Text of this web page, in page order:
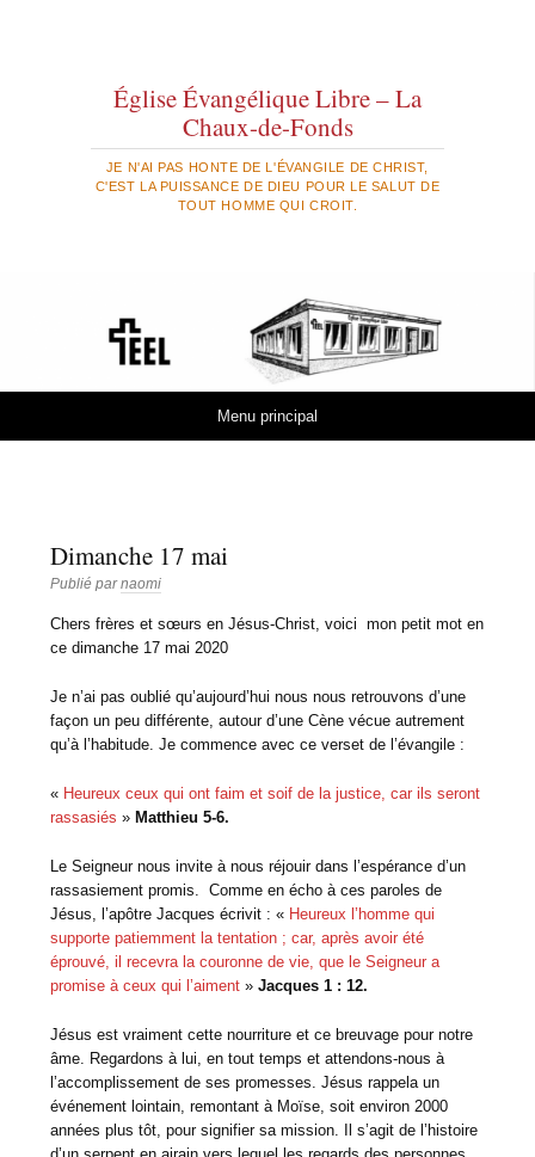
Église Évangélique Libre – La
Chaux-de-Fonds
JE N'AI PAS HONTE DE L'ÉVANGILE DE CHRIST,
C'EST LA PUISSANCE DE DIEU POUR LE SALUT DE
TOUT HOMME QUI CROIT.
Menu principal
Dimanche 17 mai
Publié parnaomi
Chers frères et sœurs en Jésus-Christ, voici mon petit mot en
ce dimanche 17 mai 2020
Je n’ai pas oublié qu’aujourd’hui nous nous retrouvons d’une
façon un peu différente, autour d’une Cène vécue autrement
qu’à l’habitude. Je commence avec ce verset de l’évangile :
« Heureux ceux qui ont faim et soif de la justice, car ils seront
rassasiés » Matthieu 5-6.
Le Seigneur nous invite à nous réjouir dans l’espérance d’un
rassasiement promis. Comme en écho à ces paroles de
Jésus, l’apôtre Jacques écrivit : « Heureux l’homme qui
supporte patiemment la tentation ; car, après avoir été
éprouvé, il recevra la couronne de vie, que le Seigneur a
promise à ceux qui l’aiment »Jacques 1 : 12.
Jésus est vraiment cette nourriture et ce breuvage pour notre
âme. Regardons à lui, en tout temps et attendons-nous à
l’accomplissement de ses promesses. Jésus rappela un
événement lointain, remontant à Moïse, soit environ 2000
années plus tôt, pour signifier sa mission. Il s’agit de l’histoire